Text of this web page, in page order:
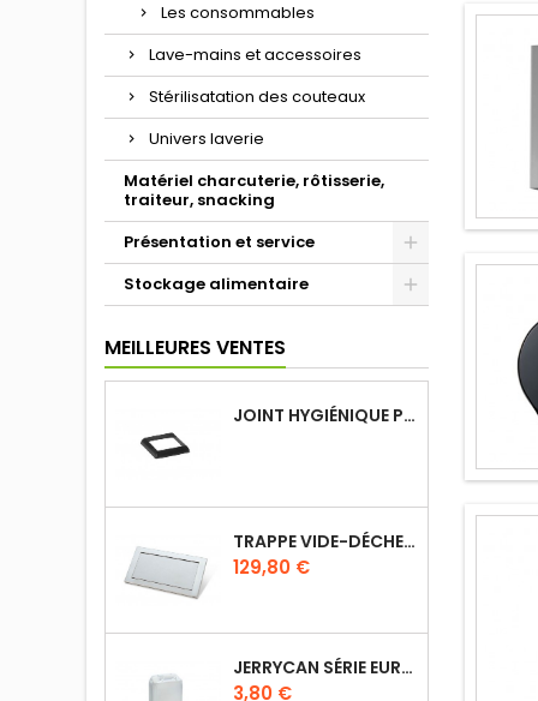
Les consommables
Lave-mains et accessoires
Stérilisatation des couteaux
Univers laverie
Matériel charcuterie, rôtisserie,
traiteur, snacking
Présentation et service
Stockage alimentaire
MEILLEURES VENTES
JOINT HYGIÉNIQUE POUR ANNEAU TUBE 40 X 40 MM NOIR
TRAPPE VIDE-DÉCHETS BASCULANT ENCASTRABLE EN INOX
Prix
129,80 €
JERRYCAN SÉRIE EURO UN DIN 61
Prix
3,80 €